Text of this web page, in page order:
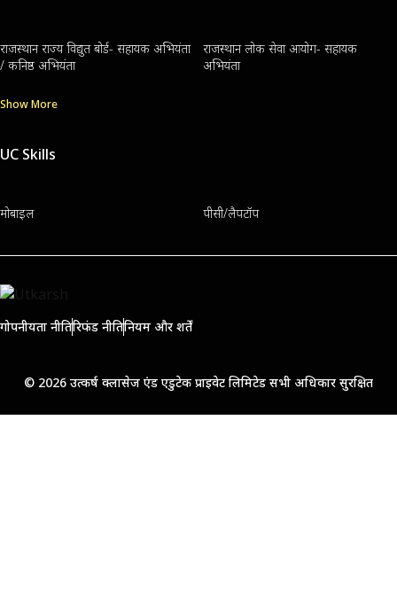
राजस्थान राज्य विद्युत बोर्ड- सहायक अभियंता
/ कनिष्ठ अभियंता
राजस्थान लोक सेवा आयोग- सहायक
अभियंता
Show More
UC Skills
मोबाइल पीसी/लैपटॉप
गोपनीयता नीतिरिफंड नीतिनियम और शर्तें
© 2026 उत्कर्ष क्लासेज एंड एडुटेक प्राइवेट लिमिटेड सभी अधिकार सुरक्षित